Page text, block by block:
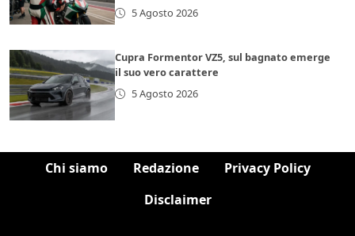
5 Agosto 2026
Cupra Formentor VZ5, sul bagnato emerge
il suo vero carattere
5 Agosto 2026
Chi siamo Redazione
Privacy Policy
Disclaimer